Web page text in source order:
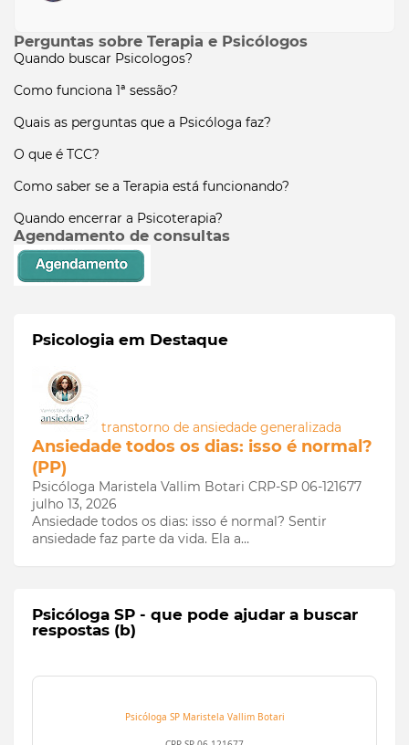
Perguntas sobre Terapia e Psicólogos
Quando buscar Psicologos?
Como funciona 1ª sessão?
Quais as perguntas que a Psicóloga faz?
O que é TCC?
Como saber se a Terapia está funcionando?
Quando encerrar a Psicoterapia?
Agendamento de consultas
Psicologia em Destaque
transtorno de ansiedade generalizada
Ansiedade todos os dias: isso é normal?
(PP)
Psicóloga Maristela Vallim Botari CRP-SP 06-121677
julho 13, 2026
Ansiedade todos os dias: isso é normal? Sentir
ansiedade faz parte da vida. Ela a…
Psicóloga SP - que pode ajudar a buscar
respostas (b)
Psicóloga SP Maristela Vallim Botari